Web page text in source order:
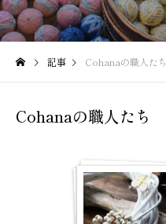
記事 Cohanaの職人たち
Cohanaの職人たち